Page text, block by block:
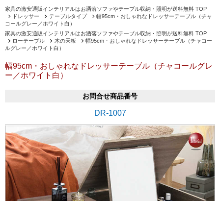
家具の激安通販インテリアルはお洒落ソファやテーブル収納・照明が送料無料 TOP
ドレッサー
テーブルタイプ
幅95cm・おしゃれなドレッサーテーブル（チャ
コールグレー／ホワイト白）
家具の激安通販インテリアルはお洒落ソファやテーブル収納・照明が送料無料 TOP
ローテーブル
木の天板
幅95cm・おしゃれなドレッサーテーブル（チャコー
ルグレー／ホワイト白）
幅95cm・おしゃれなドレッサーテーブル（チャコールグレ
ー／ホワイト白）
お問合せ商品番号
DR-1007